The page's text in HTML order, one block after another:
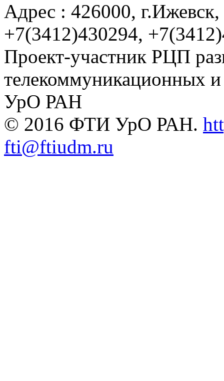
Адрес : 426000,
+7(3412)430294,
Проект-участник РЦП
телекоммуникационных
УрО РАН
© 2016 ФТИ УрО РАН.
fti@ftiudm.ru